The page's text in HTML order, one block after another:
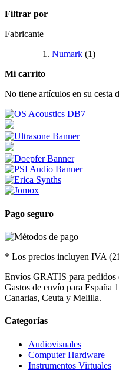
Filtrar por
Fabricante
Numark (1)
Mi carrito
No tiene artículos en su cesta
Pago seguro
* Los precios incluyen IVA
Envíos GRATIS para pedidos
Gastos de envío para España
Canarias, Ceuta y Melilla.
Categorías
Audiovisuales
Computer Hardware
Instrumentos Virtuales